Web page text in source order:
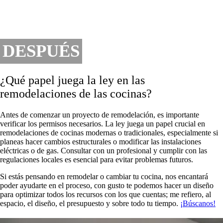
DESPUÉS
¿Qué papel juega la ley en las
remodelaciones de las cocinas?
Antes de comenzar un proyecto de remodelación, es importante
verificar los permisos necesarios. La ley juega un papel crucial en
remodelaciones de cocinas modernas o tradicionales, especialmente si
planeas hacer cambios estructurales o modificar las instalaciones
eléctricas o de gas. Consultar con un profesional y cumplir con las
regulaciones locales es esencial para evitar problemas futuros.
Si estás pensando en remodelar o cambiar tu cocina, nos encantará
poder ayudarte en el proceso, con gusto te podemos hacer un diseño
para optimizar todos los recursos con los que cuentas; me refiero, al
espacio, el diseño, el presupuesto y sobre todo tu tiempo. ¡Búscanos!